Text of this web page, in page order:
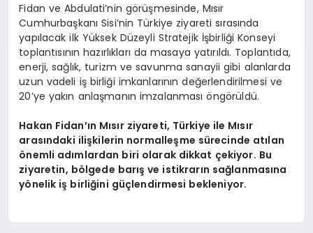
Fidan ve Abdulati’nin görüşmesinde, Mısır
Cumhurbaşkanı Sisi’nin Türkiye ziyareti sırasında
yapılacak ilk Yüksek Düzeyli Stratejik İşbirliği Konseyi
toplantısının hazırlıkları da masaya yatırıldı. Toplantıda,
enerji, sağlık, turizm ve savunma sanayii gibi alanlarda
uzun vadeli iş birliği imkanlarının değerlendirilmesi ve
20’ye yakın anlaşmanın imzalanması öngörüldü.
Hakan Fidan’ın Mısır ziyareti, Türkiye ile Mısır
arasındaki ilişkilerin normalleşme sürecinde atılan
önemli adımlardan biri olarak dikkat çekiyor. Bu
ziyaretin, bölgede barış ve istikrarın sağlanmasına
yönelik iş birliğini güçlendirmesi bekleniyor.